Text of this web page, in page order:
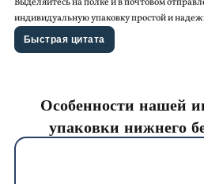
индивидуальную упаковку простой и
Быстрая цитата
Особенности нашей
упаковки нижнего